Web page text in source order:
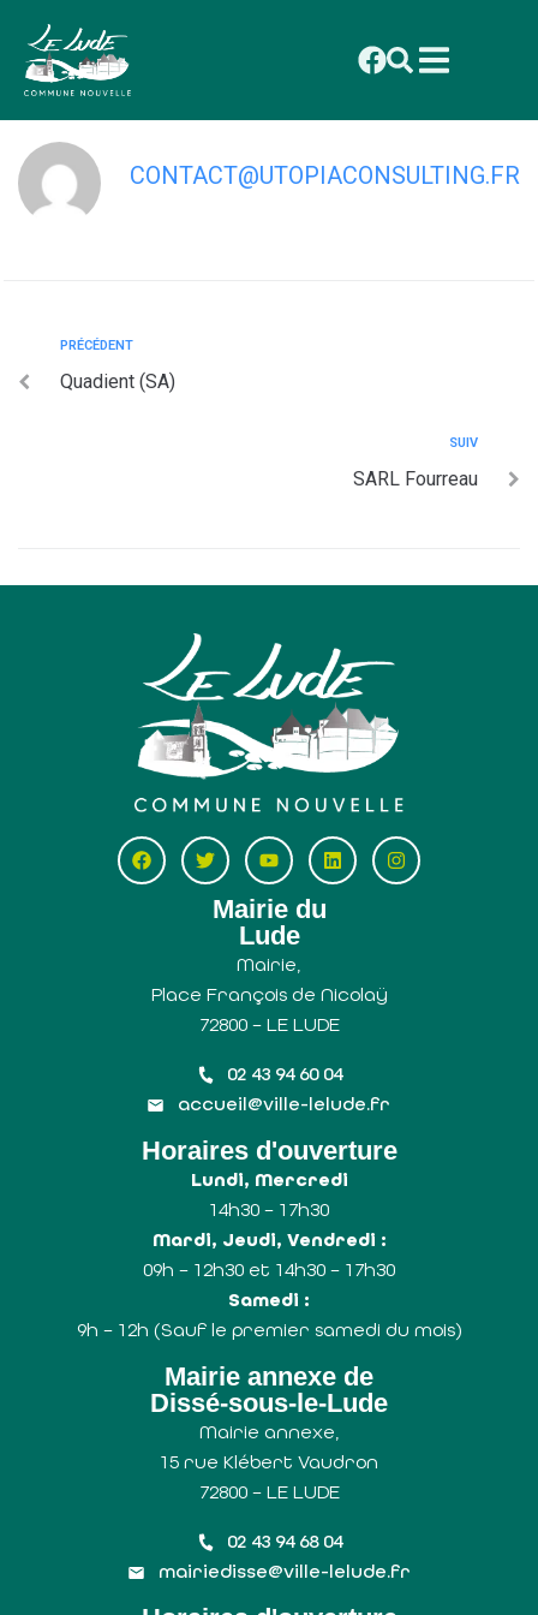
principal
S . L . D . (Ste Ludoise de Distribution)
CONTACT@UTOPIACONSULTING.FR
PRÉCÉDENT
Quadient (SA)
SUIV
SARL Fourreau
Mairie du
Lude
Mairie,
Place François de Nicolaÿ
72800 – LE LUDE
02 43 94 60 04
accueil@ville-lelude.fr
Horaires d'ouverture
Lundi, Mercredi
14h30 – 17h30
Mardi, Jeudi, Vendredi :
09h – 12h30 et 14h30 – 17h30
Samedi :
9h – 12h (Sauf le premier samedi du mois)
Mairie annexe de
Dissé-sous-le-Lude
Mairie annexe,
15 rue Klébert Vaudron
72800 – LE LUDE
02 43 94 68 04
mairiedisse@ville-lelude.fr